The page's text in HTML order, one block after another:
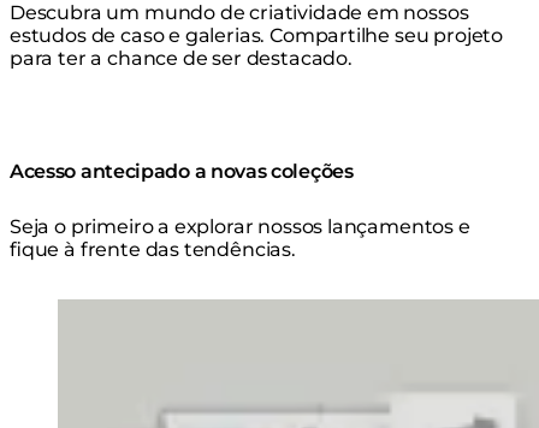
Descubra um mundo de criatividade em nossos
estudos de caso e galerias. Compartilhe seu projeto
para ter a chance de ser destacado.
Acesso antecipado a novas coleções
Seja o primeiro a explorar nossos lançamentos e
fique à frente das tendências.